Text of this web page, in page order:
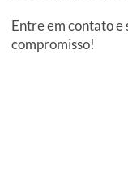
Entre em contato e
compromisso!